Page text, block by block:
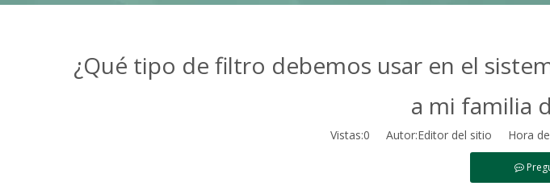
¿Qué tipo de filtro debemos usar en el
a mi familia
Vistas:0 Autor:Editor del sitio Hora